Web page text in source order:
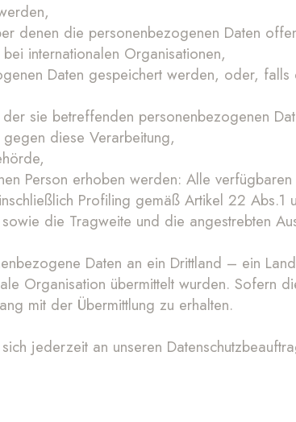
denen die personenbezogenen Daten
internationalen Organisationen,
Daten gespeichert werden, oder,
sie betreffenden personenbezogenen
diese Verarbeitung,
Person erhoben werden: Alle
Profiling gemäß Artikel 22
die Tragweite und die angestrebten
Daten an ein Drittland – ein
Organisation übermittelt wurden. Sofern
mit der Übermittlung zu erhalten.
jederzeit an unseren